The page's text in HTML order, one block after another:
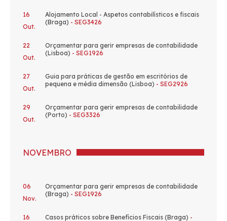
16
Out.
Alojamento Local - Aspetos contabilísticos e fiscais
(Braga) - SEG3426
22
Out.
Orçamentar para gerir empresas de contabilidade
(Lisboa) - SEG1926
27
Out.
Guia para práticas de gestão em escritórios de
pequena e média dimensão (Lisboa) - SEG2926
29
Out.
Orçamentar para gerir empresas de contabilidade
(Porto) - SEG3326
NOVEMBRO
06
Nov.
Orçamentar para gerir empresas de contabilidade
(Braga) - SEG1926
16 Casos práticos sobre Benefícios Fiscais (Braga) -